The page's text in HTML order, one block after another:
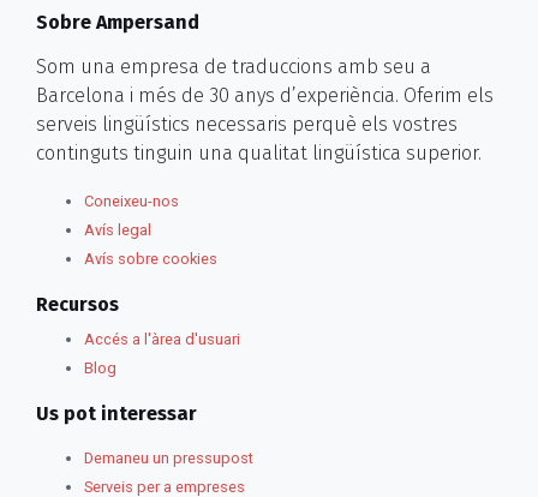
Sobre Ampersand
Som una empresa de traduccions amb seu a
Barcelona i més de 30 anys d’experiència. Oferim els
serveis lingüístics necessaris perquè els vostres
continguts tinguin una qualitat lingüística superior.
Coneixeu-nos
Avís legal
Avís sobre cookies
Recursos
Accés a l'àrea d'usuari
Blog
Us pot interessar
Demaneu un pressupost
Serveis per a empreses